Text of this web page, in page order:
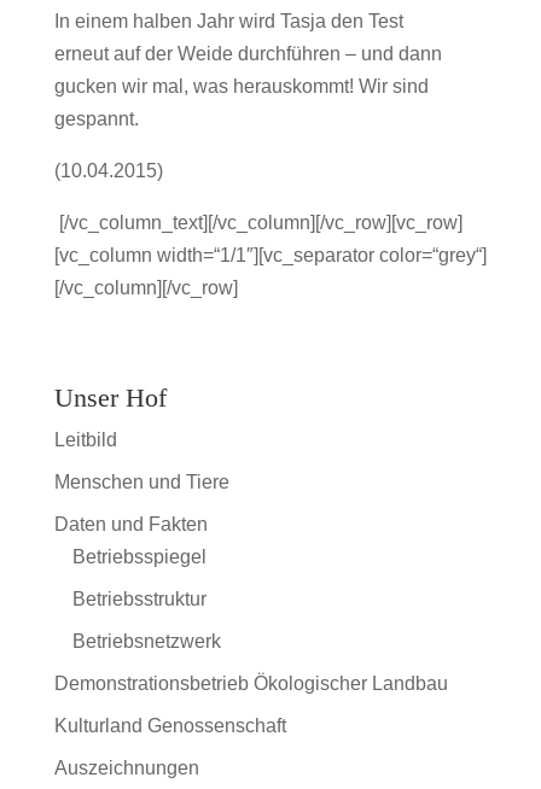
In einem halben Jahr wird Tasja den Test
erneut auf der Weide durchführen – und dann
gucken wir mal, was herauskommt! Wir sind
gespannt.
(10.04.2015)
[/vc_column_text][/vc_column][/vc_row][vc_row]
[vc_column width=“1/1″][vc_separator color=“grey“]
[/vc_column][/vc_row]
Unser Hof
Leitbild
Menschen und Tiere
Daten und Fakten
Betriebsspiegel
Betriebsstruktur
Betriebsnetzwerk
Demonstrationsbetrieb Ökologischer Landbau
Kulturland Genossenschaft
Auszeichnungen